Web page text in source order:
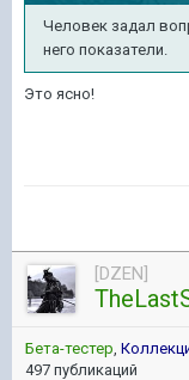
Человек задал
него показатели.
Это ясно!
[DZEN]
Бета-тестер,
497 публикаций